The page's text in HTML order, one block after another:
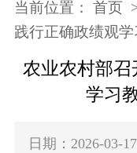
当前位置： 首页
践行正确政绩观
农业农村部
学习
日期：2026-03-17